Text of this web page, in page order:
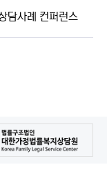
담사례 컨퍼런스